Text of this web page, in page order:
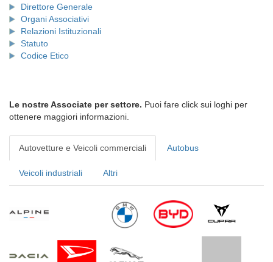
Direttore Generale
Organi Associativi
Relazioni Istituzionali
Statuto
Codice Etico
Le nostre Associate per settore. Puoi fare click sui loghi per
ottenere maggiori informazioni.
Autovetture e Veicoli commerciali Autobus
Veicoli industriali Altri